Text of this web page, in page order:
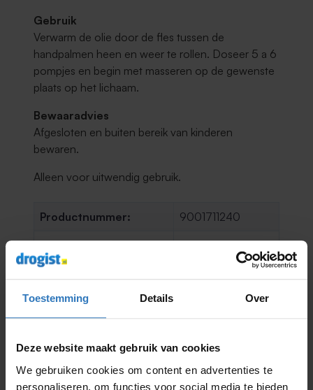
Toestemming Details Over
Deze website maakt gebruik van cookies
We gebruiken cookies om content en advertenties te
personaliseren, om functies voor social media te bieden
Gebruik
Verwarm de olie door de fles tussen de
handpalmen heen en weer te rollen. Doseer 5 a 6
pompjes en begin met masseren op de gewenste
plaats op het lichaam.
Bewaaradvies
Afgesloten en buiten bereik van kinderen
bewaren.
Alleen voor uitwendig gebruik.
Productnummer: 9001711240
Huidtype: Normale huid
Substantie: